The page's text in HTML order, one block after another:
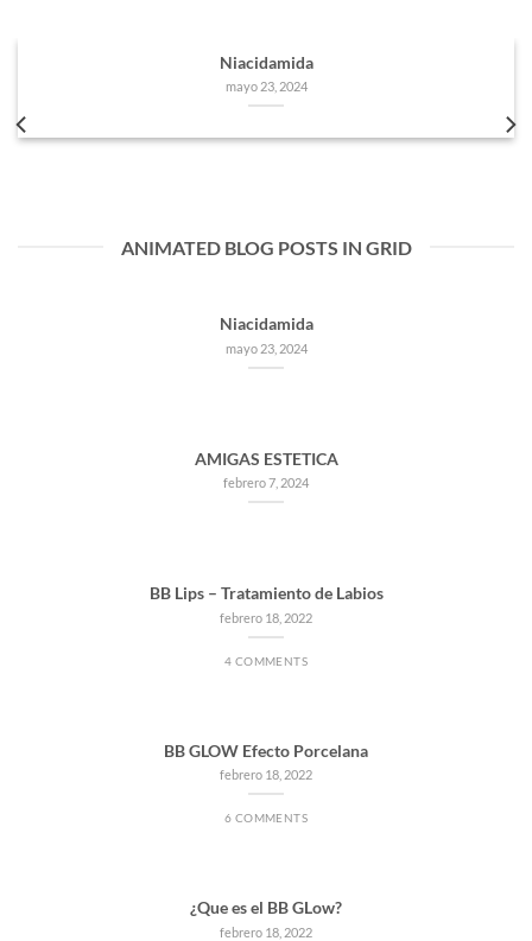
Niacidamida
mayo 23, 2024
ANIMATED BLOG POSTS IN GRID
Niacidamida
mayo 23, 2024
AMIGAS ESTETICA
febrero 7, 2024
BB Lips – Tratamiento de Labios
febrero 18, 2022
4 COMMENTS
BB GLOW Efecto Porcelana
febrero 18, 2022
6 COMMENTS
¿Que es el BB GLow?
febrero 18, 2022